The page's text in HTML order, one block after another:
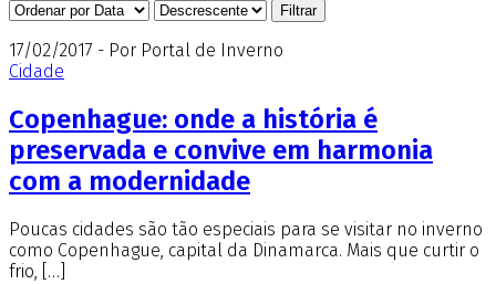
17/02/2017 - Por Portal de Inverno
Cidade
Copenhague: onde a história é
preservada e convive em harmonia
com a modernidade
Poucas cidades são tão especiais para se visitar no inverno
como Copenhague, capital da Dinamarca. Mais que curtir o
frio, […]